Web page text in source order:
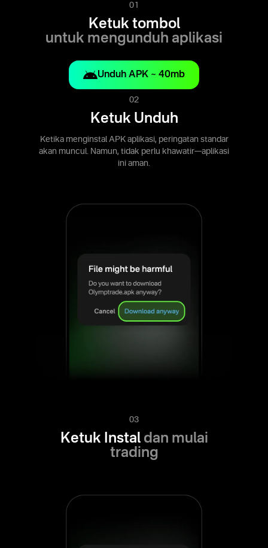
01
Ketuk tombol
untuk mengunduh aplikasi
Unduh APK ~ 40mb
02
Ketuk Unduh
Ketika menginstal APK aplikasi, peringatan standar
akan muncul. Namun, tidak perlu khawatir—aplikasi
ini aman.
03
Ketuk Instaldan mulai
trading